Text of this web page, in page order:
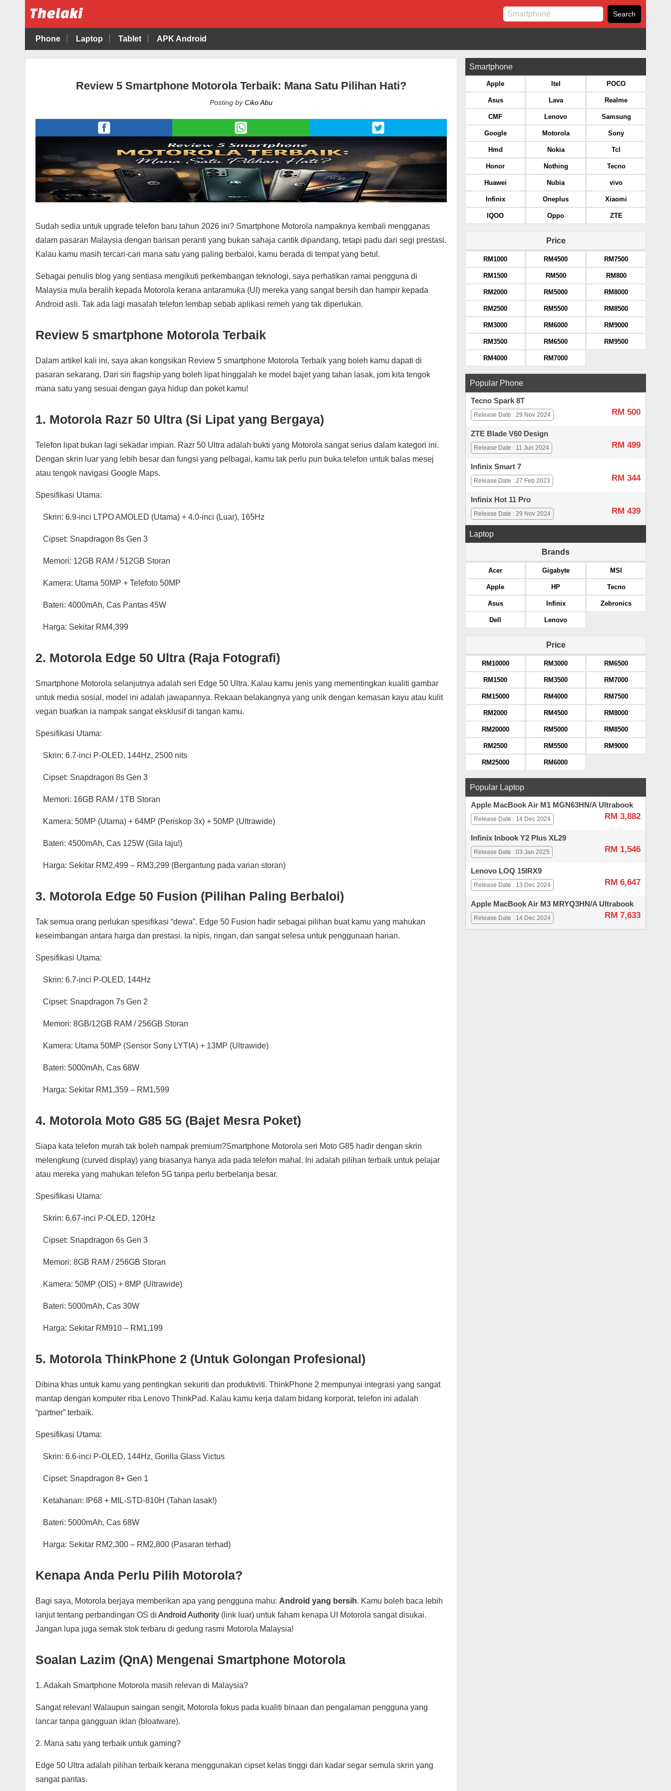
Phone Laptop Tablet APK Android
Review 5 Smartphone Motorola Terbaik: Mana Satu Pilihan Hati?
Posting byCiko Abu
Sudah sedia untuk upgrade telefon baru tahun 2026 ini? Smartphone Motorola nampaknya kembali mengganas
dalam pasaran Malaysia dengan barisan peranti yang bukan sahaja cantik dipandang, tetapi padu dari segi prestasi.
Kalau kamu masih tercari-cari mana satu yang paling berbaloi, kamu berada di tempat yang betul.
Sebagai penulis blog yang sentiasa mengikuti perkembangan teknologi, saya perhatikan ramai pengguna di
Malaysia mula beralih kepada Motorola kerana antaramuka (UI) mereka yang sangat bersih dan hampir kepada
Android asli. Tak ada lagi masalah telefon lembap sebab aplikasi remeh yang tak diperlukan.
Review 5 smartphone Motorola Terbaik
Dalam artikel kali ini, saya akan kongsikan Review 5 smartphone Motorola Terbaik yang boleh kamu dapati di
pasaran sekarang. Dari siri flagship yang boleh lipat hinggalah ke model bajet yang tahan lasak, jom kita tengok
mana satu yang sesuai dengan gaya hidup dan poket kamu!
1. Motorola Razr 50 Ultra (Si Lipat yang Bergaya)
Telefon lipat bukan lagi sekadar impian. Razr 50 Ultra adalah bukti yang Motorola sangat serius dalam kategori ini.
Dengan skrin luar yang lebih besar dan fungsi yang pelbagai, kamu tak perlu pun buka telefon untuk balas mesej
atau tengok navigasi Google Maps.
Spesifikasi Utama:
Skrin: 6.9-inci LTPO AMOLED (Utama) + 4.0-inci (Luar), 165Hz
Cipset: Snapdragon 8s Gen 3
Memori: 12GB RAM / 512GB Storan
Kamera: Utama 50MP + Telefoto 50MP
Bateri: 4000mAh, Cas Pantas 45W
Harga: Sekitar RM4,399
2. Motorola Edge 50 Ultra (Raja Fotografi)
Smartphone Motorola selanjutnya adalah seri Edge 50 Ultra. Kalau kamu jenis yang mementingkan kualiti gambar
untuk media sosial, model ini adalah jawapannya. Rekaan belakangnya yang unik dengan kemasan kayu atau kulit
vegan buatkan ia nampak sangat eksklusif di tangan kamu.
Spesifikasi Utama:
Skrin: 6.7-inci P-OLED, 144Hz, 2500 nits
Cipset: Snapdragon 8s Gen 3
Memori: 16GB RAM / 1TB Storan
Kamera: 50MP (Utama) + 64MP (Periskop 3x) + 50MP (Ultrawide)
Bateri: 4500mAh, Cas 125W (Gila laju!)
Harga: Sekitar RM2,499 – RM3,299 (Bergantung pada varian storan)
3. Motorola Edge 50 Fusion (Pilihan Paling Berbaloi)
Tak semua orang perlukan spesifikasi “dewa”. Edge 50 Fusion hadir sebagai pilihan buat kamu yang mahukan
keseimbangan antara harga dan prestasi. Ia nipis, ringan, dan sangat selesa untuk penggunaan harian.
Spesifikasi Utama:
Skrin: 6.7-inci P-OLED, 144Hz
Cipset: Snapdragon 7s Gen 2
Memori: 8GB/12GB RAM / 256GB Storan
Kamera: Utama 50MP (Sensor Sony LYTIA) + 13MP (Ultrawide)
Bateri: 5000mAh, Cas 68W
Harga: Sekitar RM1,359 – RM1,599
4. Motorola Moto G85 5G (Bajet Mesra Poket)
Siapa kata telefon murah tak boleh nampak premium?Smartphone Motorola seri Moto G85 hadir dengan skrin
melengkung (curved display) yang biasanya hanya ada pada telefon mahal. Ini adalah pilihan terbaik untuk pelajar
atau mereka yang mahukan telefon 5G tanpa perlu berbelanja besar.
Spesifikasi Utama:
Skrin: 6.67-inci P-OLED, 120Hz
Cipset: Snapdragon 6s Gen 3
Memori: 8GB RAM / 256GB Storan
Kamera: 50MP (OIS) + 8MP (Ultrawide)
Bateri: 5000mAh, Cas 30W
Harga: Sekitar RM910 – RM1,199
5. Motorola ThinkPhone 2 (Untuk Golongan Profesional)
Dibina khas untuk kamu yang pentingkan sekuriti dan produktiviti. ThinkPhone 2 mempunyai integrasi yang sangat
mantap dengan komputer riba Lenovo ThinkPad. Kalau kamu kerja dalam bidang korporat, telefon ini adalah
“partner” terbaik.
Spesifikasi Utama:
Skrin: 6.6-inci P-OLED, 144Hz, Gorilla Glass Victus
Cipset: Snapdragon 8+ Gen 1
Ketahanan: IP68 + MIL-STD-810H (Tahan lasak!)
Bateri: 5000mAh, Cas 68W
Harga: Sekitar RM2,300 – RM2,800 (Pasaran terhad)
Kenapa Anda Perlu Pilih Motorola?
Bagi saya, Motorola berjaya memberikan apa yang pengguna mahu: Android yang bersih. Kamu boleh baca lebih
lanjut tentang perbandingan OS di Android Authority (link luar) untuk faham kenapa UI Motorola sangat disukai.
Jangan lupa juga semak stok terbaru di gedung rasmi Motorola Malaysia!
Soalan Lazim (QnA) Mengenai Smartphone Motorola
1. Adakah Smartphone Motorola masih relevan di Malaysia?
Sangat relevan! Walaupun saingan sengit, Motorola fokus pada kualiti binaan dan pengalaman pengguna yang
lancar tanpa gangguan iklan (bloatware).
2. Mana satu yang terbaik untuk gaming?
Edge 50 Ultra adalah pilihan terbaik kerana menggunakan cipset kelas tinggi dan kadar segar semula skrin yang
sangat pantas.
Smartphone
Apple
Asus
CMF
Google
Hmd
Honor
Huawei
Infinix
IQOO
Itel
Lava
Lenovo
Motorola
Nokia
Nothing
Nubia
Oneplus
Oppo
POCO
Realme
Samsung
Sony
Tcl
Tecno
vivo
Xiaomi
ZTE
Price
RM1000
RM1500
RM2000
RM2500
RM3000
RM3500
RM4000
RM4500
RM500
RM5000
RM5500
RM6000
RM6500
RM7000
RM7500
RM800
RM8000
RM8500
RM9000
RM9500
Popular Phone
Tecno Spark 8T
RM 500
Release Date : 29 Nov 2024
ZTE Blade V60 Design
RM 499
Release Date : 11 Jun 2024
Infinix Smart 7
RM 344
Release Date : 27 Feb 2023
Infinix Hot 11 Pro
RM 439
Release Date : 29 Nov 2024
Laptop
Brands
Acer
Apple
Asus
Dell
Gigabyte
HP
Infinix
Lenovo
MSI
Tecno
Zebronics
Price
RM10000
RM1500
RM15000
RM2000
RM20000
RM2500
RM25000
RM3000
RM3500
RM4000
RM4500
RM5000
RM5500
RM6000
RM6500
RM7000
RM7500
RM8000
RM8500
RM9000
Popular Laptop
Apple MacBook Air M1 MGN63HN/A Ultrabook
RM 3,882
Release Date : 14 Dec 2024
Infinix Inbook Y2 Plus XL29
RM 1,546
Release Date : 03 Jan 2025
Lenovo LOQ 15IRX9
RM 6,647
Release Date : 13 Dec 2024
Apple MacBook Air M3 MRYQ3HN/A Ultrabook
RM 7,633
Release Date : 14 Dec 2024